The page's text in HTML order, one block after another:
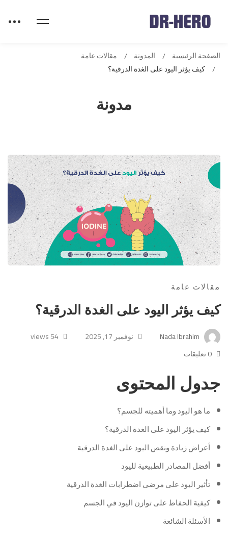
مدونة
الصفحة الرئيسية المدونة
مقالات عامة
كيف يؤثر اليود على الغدة الدرقية؟
مقالات عامة
كيف يؤثر اليود على الغدة الدرقية؟
نوفمبر 17, 2025
54 views
0 تعليقات
جدول المحتوى
ما هو اليود وما أهميته للجسم؟
كيف يؤثر اليود على الغدة الدرقية؟
أعراض زيادة ونقص اليود على الغدة الدرقية
أفضل المصادر الطبيعية لليود
تأثير اليود على مرضى اضطرابات الغدة الدرقية
كيفية الحفاظ على توازن اليود في الجسم
الأسئلة الشائعة